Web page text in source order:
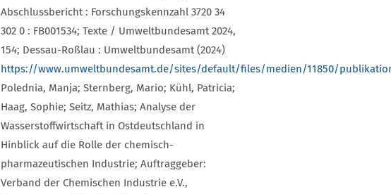
Abschlussbericht : Forschungskennzahl 3720 34
302 0 : FB001534; Texte / Umweltbundesamt 2024,
154; Dessau-Roßlau : Umweltbundesamt (2024)
https://www.umweltbundesamt.de/sites/default/files/medien/11850/
Polednia, Manja; Sternberg, Mario; Kühl, Patricia;
Haag, Sophie; Seitz, Mathias; Analyse der
Wasserstoffwirtschaft in Ostdeutschland in
Hinblick auf die Rolle der chemisch-
pharmazeutischen Industrie; Auftraggeber:
Verband der Chemischen Industrie e.V.,